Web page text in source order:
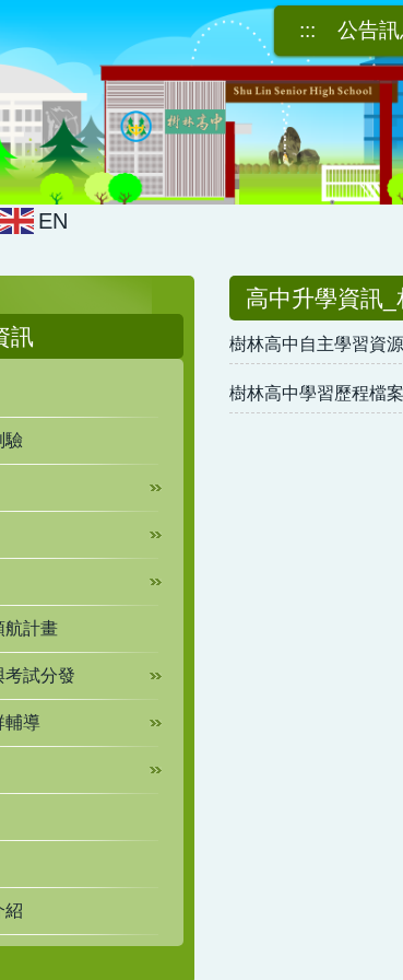
::: 公告訊
EN
訊
驗
航計畫
考試分發
輔導
紹
高中升學資訊_
樹林高中自主學習資
樹林高中學習歷程檔